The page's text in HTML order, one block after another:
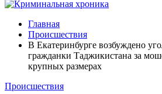
Главная
Происшествия
В Екатеринбурге возбуждено
гражданки Таджикистана за
крупных размерах
Происшествия